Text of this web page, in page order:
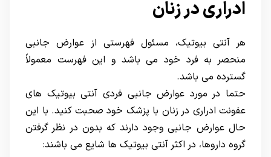
ادراری در زنان
هر آنتی بیوتیک، مسئول فهرستی از عوارض جانبی
منحصر به فرد خود می باشد و این فهرست معمولاً
گسترده می باشد.
حتما در مورد عوارض جانبی فردی آنتی بیوتیک های
عفونت ادراری در زنان با پزشک خود صحبت کنید. با این
حال عوارض جانبی وجود دارند که بدون در نظر گرفتن
گروه داروها، در اکثر آنتی بیوتیک ها شایع می باشند: